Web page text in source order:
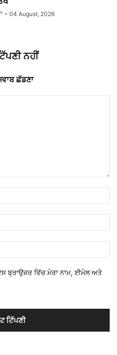
- 04 August, 2026
ਨਹੀਂ
ਛੱਡਣਾ
ਬ੍ਰਾਉਜ਼ਰ ਵਿੱਚ ਮੇਰਾ ਨਾਮ, ਈਮੇਲ ਅਤੇ